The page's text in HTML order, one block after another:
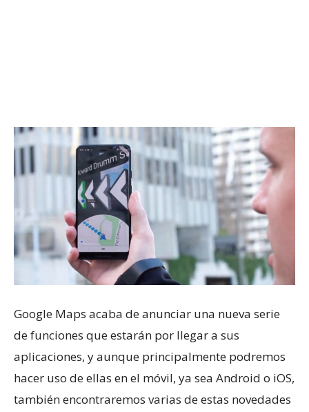
Google Maps acaba de anunciar una nueva serie
de funciones que estarán por llegar a sus
aplicaciones, y aunque principalmente podremos
hacer uso de ellas en el móvil, ya sea Android o iOS,
también encontraremos varias de estas novedades